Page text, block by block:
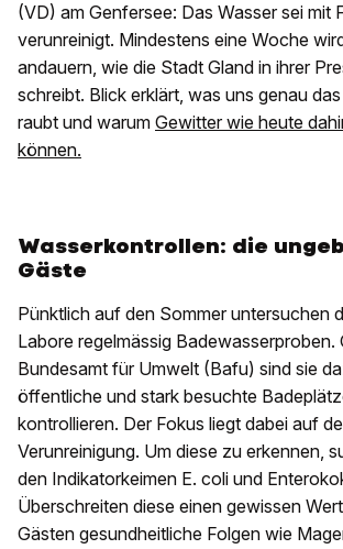
(VD) am Genfersee: Das Wasser sei mit
verunreinigt. Mindestens eine Woche
andauern, wie die Stadt Gland in ihrer
schreibt. Blick erklärt, was uns genau
raubt und warum Gewitter wie heute
können.
Wasserkontrollen: die
Gäste
Pünktlich auf den Sommer untersuchen
Labore regelmässig Badewasserproben.
Bundesamt für Umwelt (Bafu) sind sie
öffentliche und stark besuchte
kontrollieren. Der Fokus liegt dabei auf
Verunreinigung. Um diese zu erkennen,
den Indikatorkeimen E. coli und
Überschreiten diese einen gewissen
Gästen gesundheitliche Folgen wie